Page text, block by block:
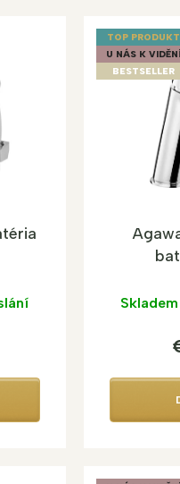
TOP PRODUKT
U NÁS K VIDĚNÍ
BESTSELLER